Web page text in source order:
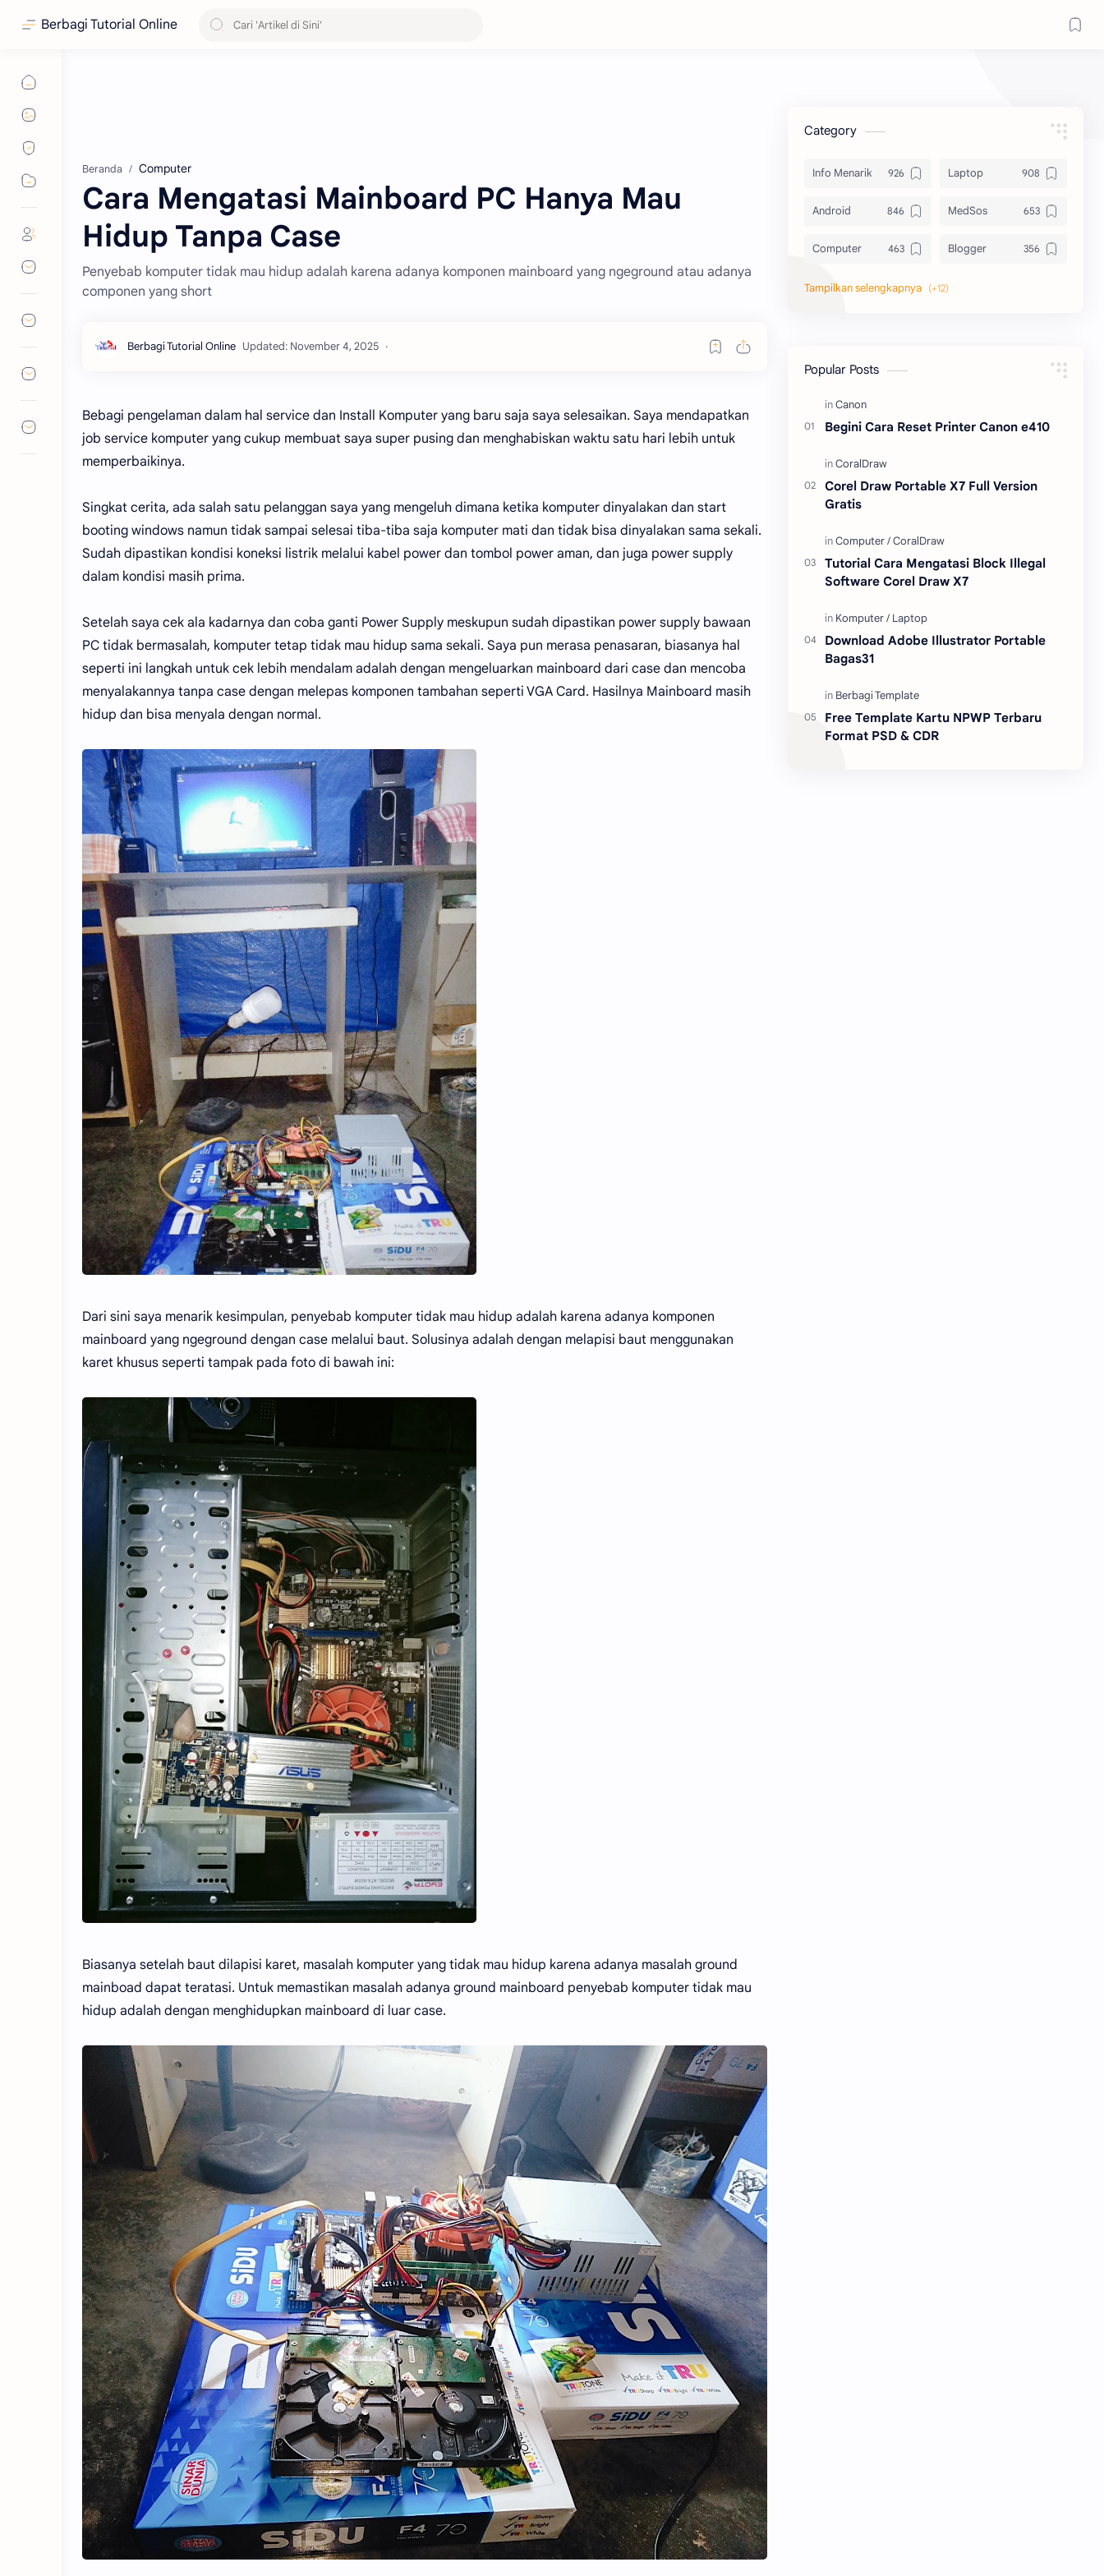
Berbagi Tutorial Online
Beranda Computer
Cara Mengatasi Mainboard PC Hanya Mau
Hidup Tanpa Case
Penyebab komputer tidak mau hidup adalah karena adanya komponen mainboard yang ngeground atau adanya
componen yang short
Bebagi pengelaman dalam hal service dan Install Komputer yang baru saja saya selesaikan. Saya mendapatkan
job service komputer yang cukup membuat saya super pusing dan menghabiskan waktu satu hari lebih untuk
memperbaikinya.
Singkat cerita, ada salah satu pelanggan saya yang mengeluh dimana ketika komputer dinyalakan dan start
booting windows namun tidak sampai selesai tiba-tiba saja komputer mati dan tidak bisa dinyalakan sama sekali.
Sudah dipastikan kondisi koneksi listrik melalui kabel power dan tombol power aman, dan juga power supply
dalam kondisi masih prima.
Setelah saya cek ala kadarnya dan coba ganti Power Supply meskupun sudah dipastikan power supply bawaan
PC tidak bermasalah, komputer tetap tidak mau hidup sama sekali. Saya pun merasa penasaran, biasanya hal
seperti ini langkah untuk cek lebih mendalam adalah dengan mengeluarkan mainboard dari case dan mencoba
menyalakannya tanpa case dengan melepas komponen tambahan seperti VGA Card. Hasilnya Mainboard masih
hidup dan bisa menyala dengan normal.
Dari sini saya menarik kesimpulan, penyebab komputer tidak mau hidup adalah karena adanya komponen
mainboard yang ngeground dengan case melalui baut. Solusinya adalah dengan melapisi baut menggunakan
karet khusus seperti tampak pada foto di bawah ini:
Biasanya setelah baut dilapisi karet, masalah komputer yang tidak mau hidup karena adanya masalah ground
mainboad dapat teratasi. Untuk memastikan masalah adanya ground mainboard penyebab komputer tidak mau
hidup adalah dengan menghidupkan mainboard di luar case.
Category
Info Menarik Laptop
Android MedSos
Computer Blogger
Komputer Info Software
Canon
CoralDraw
Popular Posts
Begini Cara Reset Printer Canon e410
Corel Draw Portable X7 Full Version
Gratis
Tutorial Cara Mengatasi Block Illegal
Software Corel Draw X7
Download Adobe Illustrator Portable
Bagas31
Free Template Kartu NPWP Terbaru
Format PSD & CDR